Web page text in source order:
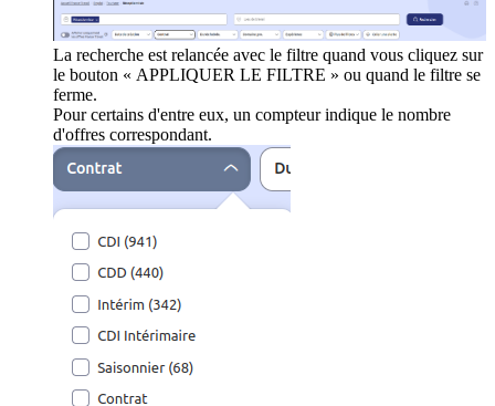
La recherche est relancée avec le filtre quand vous cliquez sur
le bouton « APPLIQUER LE FILTRE » ou quand le filtre se
ferme.
Pour certains d'entre eux, un compteur indique le nombre
d'offres correspondant.